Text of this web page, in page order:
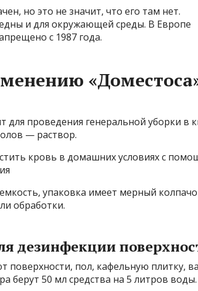
но это не значит, что его там нет.
и для окружающей среды. В Европе
с 1987 года.
проведения генеральной уборки в
— раствор.
кровь в домашних условиях с
упаковка имеет мерный
обработки.
дезинфекции
поверхности, пол, кафельную плитку,
берут 50 мл средства на 5 литров воды.